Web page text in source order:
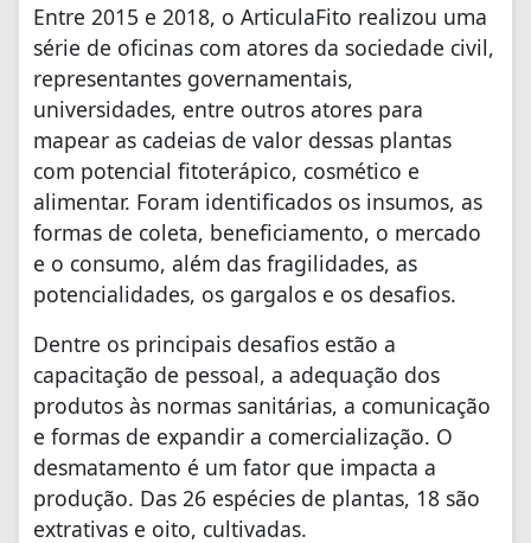
Entre 2015 e 2018, o ArticulaFito realizou uma
série de oficinas com atores da sociedade civil,
representantes governamentais,
universidades, entre outros atores para
mapear as cadeias de valor dessas plantas
com potencial fitoterápico, cosmético e
alimentar. Foram identificados os insumos, as
formas de coleta, beneficiamento, o mercado
e o consumo, além das fragilidades, as
potencialidades, os gargalos e os desafios.
Dentre os principais desafios estão a
capacitação de pessoal, a adequação dos
produtos às normas sanitárias, a comunicação
e formas de expandir a comercialização. O
desmatamento é um fator que impacta a
produção. Das 26 espécies de plantas, 18 são
extrativas e oito, cultivadas.